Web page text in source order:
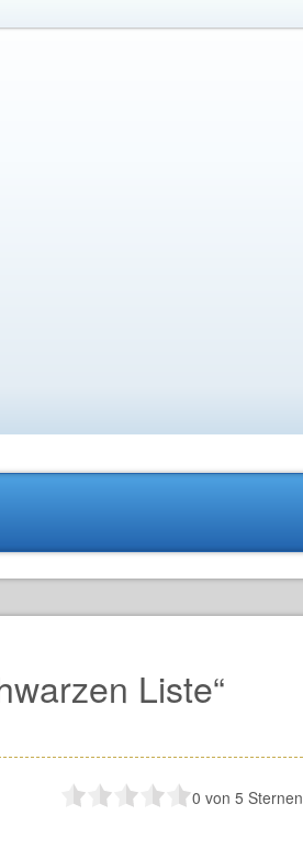
Liste“
0 von 5 Sternen